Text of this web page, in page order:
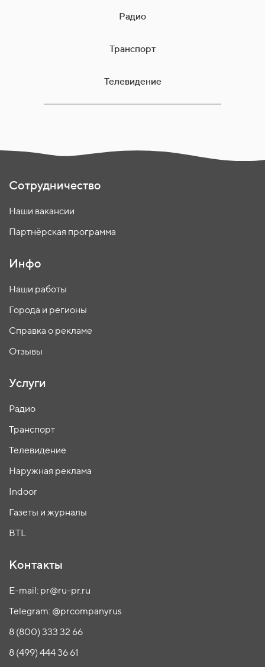
Радио
Транспорт
Телевидение
Сотрудничество
Наши вакансии
Партнёрская программа
Инфо
Наши работы
Города и регионы
Справка о рекламе
Отзывы
Услуги
Радио
Транспорт
Телевидение
Наружная реклама
Indoor
Газеты и журналы
BTL
Контакты
E-mail: pr@ru-pr.ru
Telegram: @prcompanyrus
8 (800) 333 32 66
8 (499) 444 36 61